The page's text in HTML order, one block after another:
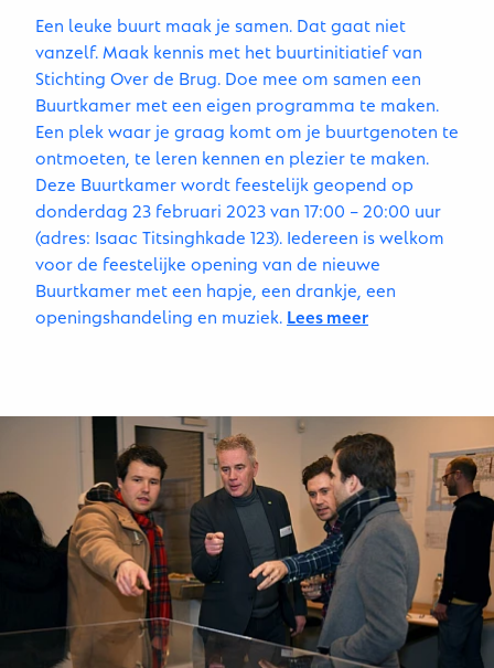
Een leuke buurt maak je samen. Dat gaat niet
vanzelf. Maak kennis met het buurtinitiatief van
Stichting Over de Brug. Doe mee om samen een
Buurtkamer met een eigen programma te maken.
Een plek waar je graag komt om je buurtgenoten te
ontmoeten, te leren kennen en plezier te maken.
Deze Buurtkamer wordt feestelijk geopend op
donderdag 23 februari 2023 van 17:00 – 20:00 uur
(adres: Isaac Titsinghkade 123). Iedereen is welkom
voor de feestelijke opening van de nieuwe
Buurtkamer met een hapje, een drankje, een
openingshandeling en muziek. Lees meer